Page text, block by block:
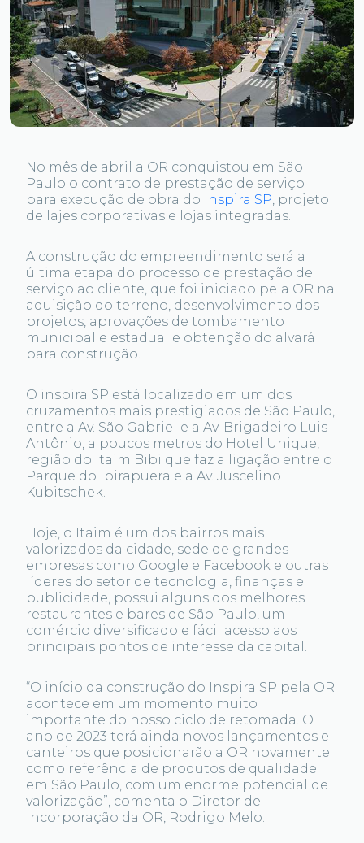
No mês de abril a OR conquistou em São
Paulo o contrato de prestação de serviço
para execução de obra do Inspira SP, projeto
de lajes corporativas e lojas integradas.
A construção do empreendimento será a
última etapa do processo de prestação de
serviço ao cliente, que foi iniciado pela OR na
aquisição do terreno, desenvolvimento dos
projetos, aprovações de tombamento
municipal e estadual e obtenção do alvará
para construção.
O inspira SP está localizado em um dos
cruzamentos mais prestigiados de São Paulo,
entre a Av. São Gabriel e a Av. Brigadeiro Luis
Antônio, a poucos metros do Hotel Unique,
região do Itaim Bibi que faz a ligação entre o
Parque do Ibirapuera e a Av. Juscelino
Kubitschek.
Hoje, o Itaim é um dos bairros mais
valorizados da cidade, sede de grandes
empresas como Google e Facebook e outras
líderes do setor de tecnologia, finanças e
publicidade, possui alguns dos melhores
restaurantes e bares de São Paulo, um
comércio diversificado e fácil acesso aos
principais pontos de interesse da capital.
“O início da construção do Inspira SP pela OR
acontece em um momento muito
importante do nosso ciclo de retomada. O
ano de 2023 terá ainda novos lançamentos e
canteiros que posicionarão a OR novamente
como referência de produtos de qualidade
em São Paulo, com um enorme potencial de
valorização”, comenta o Diretor de
Incorporação da OR, Rodrigo Melo.